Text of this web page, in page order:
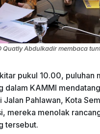
Quatly Abdulkadir membaca
pukul 10.00, puluhan
dalam KAMMI
Jalan Pahlawan, Kota
mereka menolak
tersebut.